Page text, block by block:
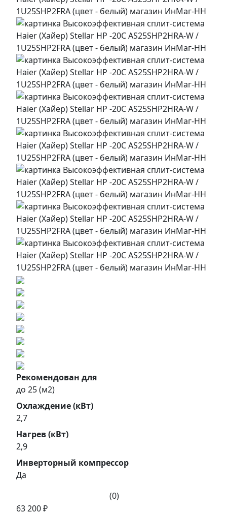
Рекомендован для
до 25 (м2)
Охлаждение (кВт)
2,7
Нагрев (кВт)
2,9
Инверторный компрессор
Да
(0)
63 200 ₽